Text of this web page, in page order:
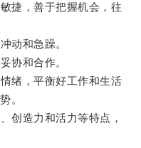
，善于把握机会，往
和急躁。
和合作。
绪，平衡好工作和生活
。
造力和活力等特点，